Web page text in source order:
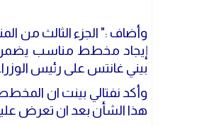
وأضاف :" الجزء الثالث من
إيجاد مخطط مناسب يضمن
بيني غانتس على رئيس
وأكد نفتالي بينت ان
هذا الشأن بعد ان تعرض